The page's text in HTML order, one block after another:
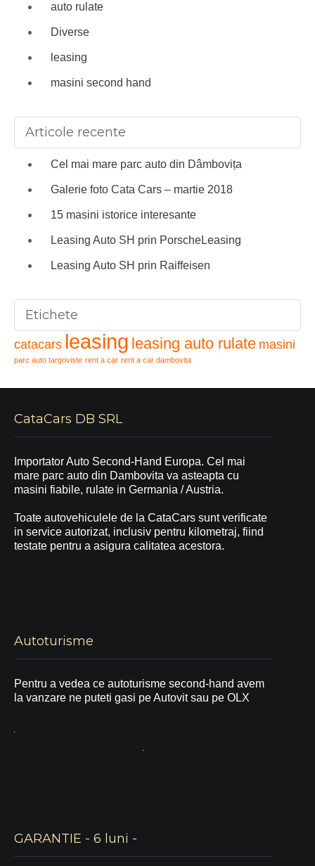
auto rulate
Diverse
leasing
masini second hand
Articole recente
Cel mai mare parc auto din Dâmbovița
Galerie foto Cata Cars – martie 2018
15 masini istorice interesante
Leasing Auto SH prin PorscheLeasing
Leasing Auto SH prin Raiffeisen
Etichete
catacars leasing leasing auto rulate masini
parc auto targoviste rent a car rent a car dambovita
CataCars DB SRL
Importator Auto Second-Hand Europa. Cel mai
mare parc auto din Dambovita va asteapta cu
masini fiabile, rulate in Germania / Austria.
Toate autovehiculele de la CataCars sunt verificate
in service autorizat, inclusiv pentru kilometraj, fiind
testate pentru a asigura calitatea acestora.
Autoturisme
Pentru a vedea ce autoturisme second-hand avem
la vanzare ne puteti gasi pe Autovit sau pe OLX
GARANTIE - 6 luni -